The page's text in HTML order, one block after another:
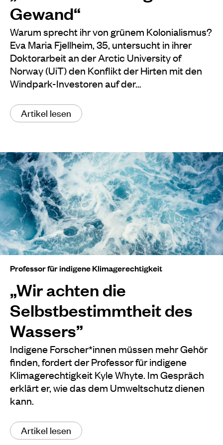
Gewand“
Warum sprecht ihr von grünem Kolonialismus?
Eva Maria Fjellheim, 35, untersucht in ihrer
Doktorarbeit an der Arctic University of
Norway (UiT) den Konflikt der Hirten mit den
Windpark-Investoren auf der…
Artikel lesen
Professor für indigene Klimagerechtigkeit
„Wir achten die
Selbstbestimmtheit des
Wassers”
Indigene Forscher*innen müssen mehr Gehör
finden, fordert der Professor für indigene
Klimagerechtigkeit Kyle Whyte. Im Gespräch
erklärt er, wie das dem Umweltschutz dienen
kann.
Artikel lesen